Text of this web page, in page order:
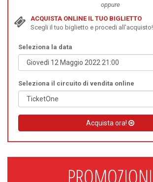
oppure
ACQUISTA ONLINE IL TUO BIGLIETTO
Scegli il tuo biglietto e procedi all'acquisto!
Seleziona la data
Seleziona il circuito di vendita online
Acquista ora!